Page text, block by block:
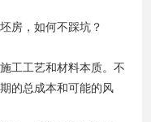
房，如何不踩坑？
工工艺和材料本质。不
的总成本和可能的风